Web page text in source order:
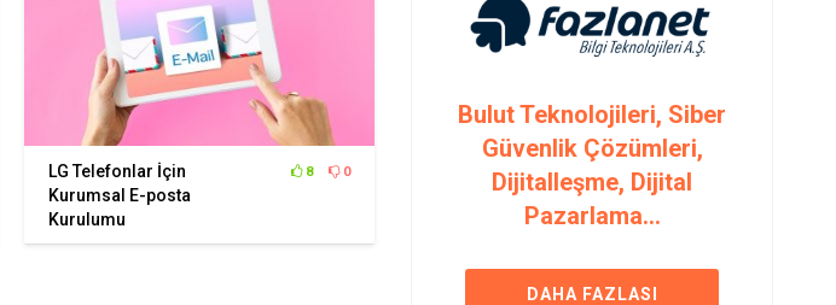
LG Telefonlar İçin
Kurumsal E-posta
Kurulumu
8 0
Bulut Teknolojileri, Siber
Güvenlik Çözümleri,
Dijitalleşme, Dijital
Pazarlama...
DAHA FAZLASI